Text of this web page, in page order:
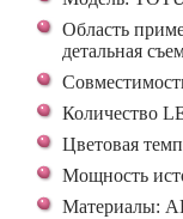
Область
детальная
Количество
Цветовая
Мощность
Материалы: